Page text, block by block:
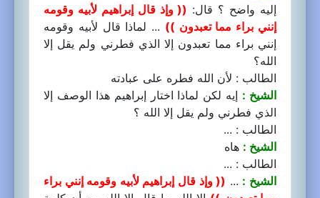
إليه واضح ؟ قال: (( وإذ قال إبراهيم لأبيه وقومه
إنني براء مما تعبدون )) ... لماذا قال لأبيه وقومه
إنني براء مما تعبدون إلا الذي فطرني ولم يقل إلا
الله؟
الطالب : لأن الله فطره على عبادته
الشيخ : إيه لكن لماذا اختار إبراهيم هذا الوصف إلا
الذي فطرني ولم يقل إلا الله ؟
الطالب : ...
الشيخ : هاه
الطالب : ...
الشيخ : ... (( وإذ قال إبراهيم لأبيه وقومه إنني براء